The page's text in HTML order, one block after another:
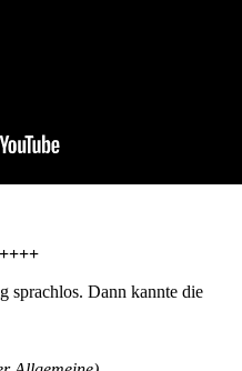
sprachlos. Dann kannte die